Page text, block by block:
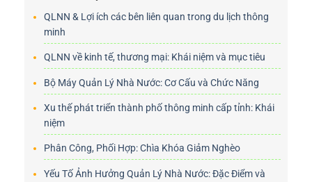
QLNN & Lợi ích các bên liên quan trong du lịch thông
minh
QLNN về kinh tế, thương mại: Khái niệm và mục tiêu
Bộ Máy Quản Lý Nhà Nước: Cơ Cấu và Chức Năng
Xu thế phát triển thành phố thông minh cấp tỉnh: Khái
niệm
Phân Công, Phối Hợp: Chìa Khóa Giảm Nghèo
Yếu Tố Ảnh Hưởng Quản Lý Nhà Nước: Đặc Điểm và